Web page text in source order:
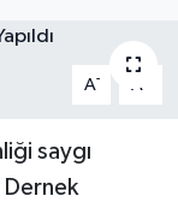
A- A
saygı
Dernek